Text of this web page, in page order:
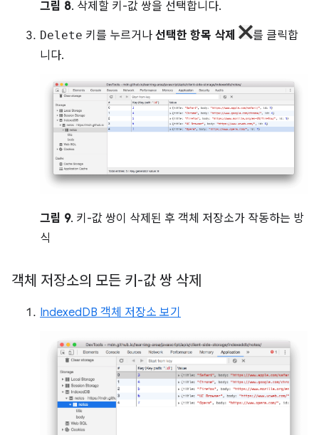
그림 8. 삭제할 키-값 쌍을 선택합니다.
Delete 키를 누르거나 선택한 항목 삭제
를 클릭합
니다.
그림 9. 키-값 쌍이 삭제된 후 객체 저장소가 작동하는 방
식
객체 저장소의 모든 키-값 쌍 삭제
IndexedDB 객체 저장소 보기